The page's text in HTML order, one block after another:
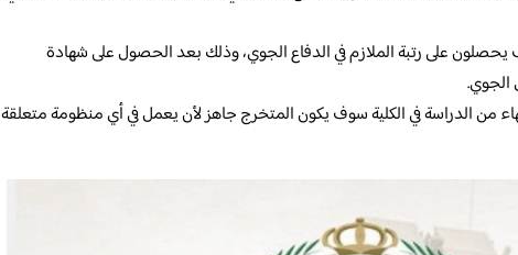
على رتبة الملازم في الدفاع الجوي، وذلك بعد الحصول على شهادة
الجوي.
من الدراسة في الكلية سوف يكون المتخرج جاهز لأن يعمل في أي منظومة متعلقة